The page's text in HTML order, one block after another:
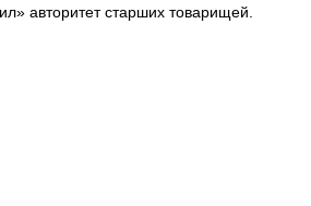
авторитет старших товарищей.